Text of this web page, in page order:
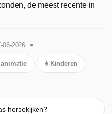
de meest recente in
06-2026
Kinderen
herbekijken?